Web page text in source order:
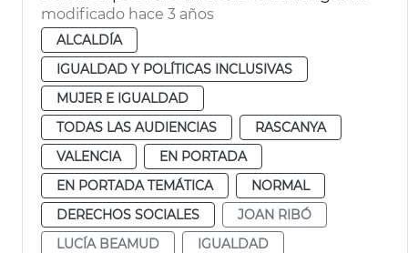
modificado hace 3 años
ALCALDÍA
IGUALDAD Y POLÍTICAS INCLUSIVAS
MUJER E IGUALDAD
TODAS LAS AUDIENCIAS
RASCANYA
VALENCIA
EN PORTADA
EN PORTADA TEMÁTICA
NORMAL
DERECHOS SOCIALES
JOAN RIBÓ
LUCÍA BEAMUD
IGUALDAD